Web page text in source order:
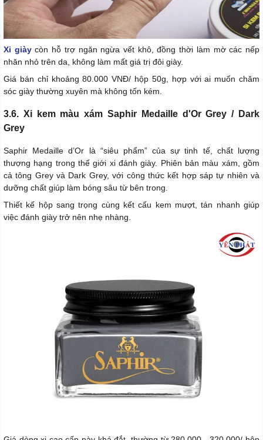
Xi giàycòn hỗ trợ ngăn ngừa vết khô, đồng thời làm mờ các nếp
nhăn nhỏ trên da, không làm mất giá trị đôi giày.
Giá bán chỉ khoảng 80.000 VNĐ/ hộp 50g, hợp với ai muốn chăm
sóc giày thường xuyên mà không tốn kém.
3.6. Xi kem màu xám Saphir Medaille d'Or Grey / Dark
Grey
Saphir Medaille d’Or là “siêu phẩm” của sự tinh tế, chất lượng
thượng hạng trong thế giới xi đánh giày. Phiên bản màu xám, gồm
cả tông Grey và Dark Grey, với công thức kết hợp sáp tự nhiên và
dưỡng chất giúp làm bóng sâu từ bên trong.
Thiết kế hộp sang trọng cùng kết cấu kem mượt, tán nhanh giúp
việc đánh giày trở nên nhẹ nhàng.